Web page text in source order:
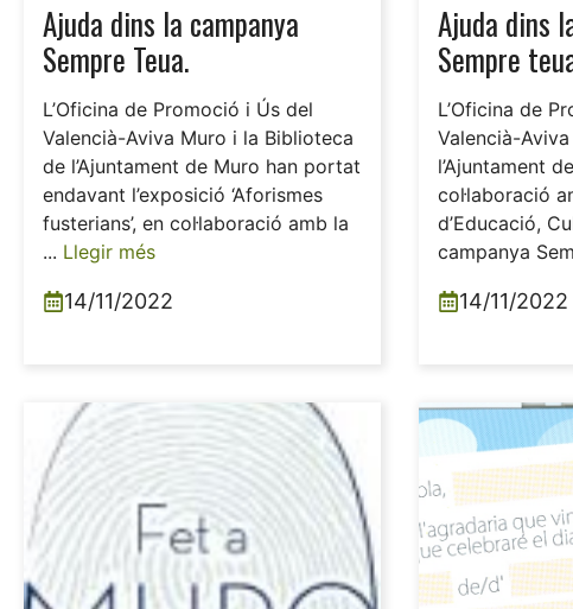
Ajuda dins la campanya
Sempre Teua.
L’Oficina de Promoció i Ús del
Valencià-Aviva Muro i la Biblioteca
de l’Ajuntament de Muro han portat
endavant l’exposició ‘Aforismes
fusterians’, en col·laboració amb la
... Llegir més
14/11/2022
Ajuda dins
Sempre
L’Oficina de
Valencià-
l’Ajuntament
col·laboració
d’Educació,
campanya
14/11/2022